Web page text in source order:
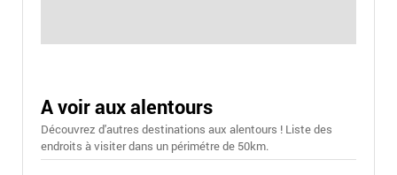
A voir aux alentours
Découvrez d'autres destinations aux alentours ! Liste des
endroits à visiter dans un périmétre de 50km.